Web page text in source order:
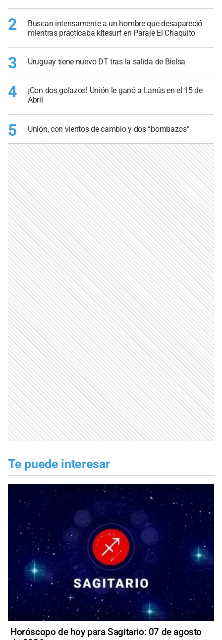
2
Buscan intensamente a un hombre que desapareció
mientras practicaba kitesurf en Paraje El Chaquito
3 Uruguay tiene nuevo DT tras la salida de Bielsa
4
¡Con dos golazos! Unión le ganó a Lanús en el 15 de
Abril
5 Unión, con vientos de cambio y dos “bombazos”
Te puede interesar
Horóscopo de hoy para Sagitario: 07 de agosto